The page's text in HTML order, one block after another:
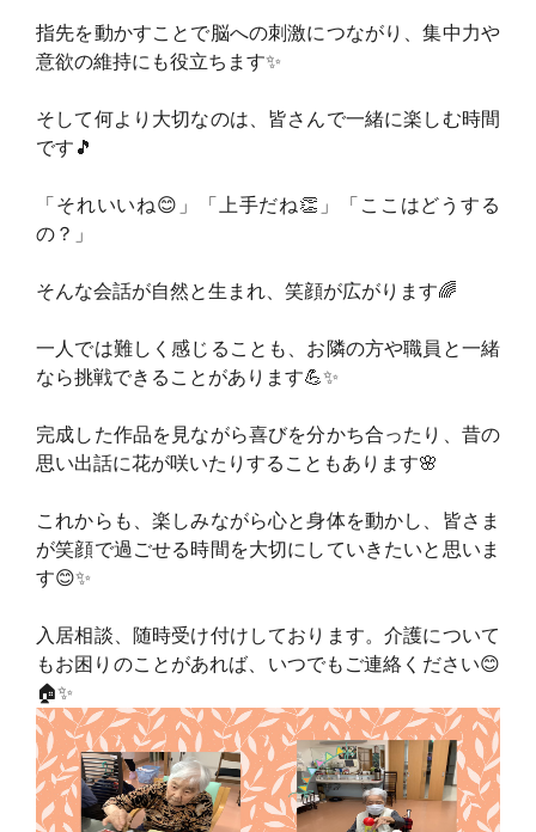
指先を動かすことで脳への刺激につながり、集中力や
意欲の維持にも役立ちます✨
そして何より大切なのは、皆さんで一緒に楽しむ時間
です🎵
「それいいね😊」「上手だね👏」「ここはどうする
の？」
そんな会話が自然と生まれ、笑顔が広がります🌈
一人では難しく感じることも、お隣の方や職員と一緒
なら挑戦できることがあります💪✨
完成した作品を見ながら喜びを分かち合ったり、昔の
思い出話に花が咲いたりすることもあります🌸
これからも、楽しみながら心と身体を動かし、皆さま
が笑顔で過ごせる時間を大切にしていきたいと思いま
す😊✨
入居相談、随時受け付けしております。介護について
もお困りのことがあれば、いつでもご連絡ください😊
🏠✨